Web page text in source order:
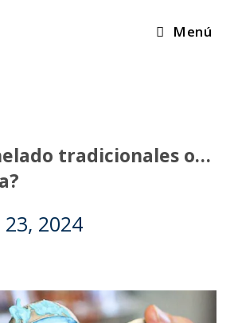
Menú
tradicionales o…
2024